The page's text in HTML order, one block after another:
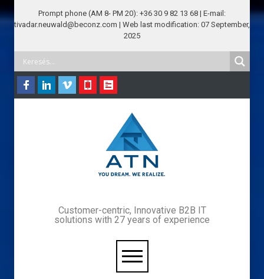
Prompt phone (AM 8- PM 20): +36 30 9 82 13 68 | E-mail:
tivadar.neuwald@beconz.com | Web last modification: 07 September,
2025
Customer-centric, Innovative B2B IT
solutions with 27 years of experience